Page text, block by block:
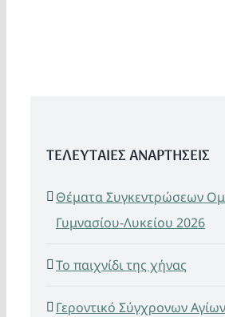
ΤΕΛΕΥΤΑΙΕΣ ΑΝΑΡΤΗΣΕΙΣ
Θέματα Συγκεντρώσεων
Γυμνασίου-Λυκείου 2026
Το παιχνίδι της χήνας
Γεροντικό Σύγχρονων Αγίων